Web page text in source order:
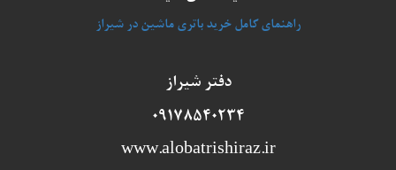
راهنمای کامل خرید باتری ماشین در شیراز
دفتر شیراز
۰۹۱۷۸۵۴۰۲۳۴
www.alobatrishiraz.ir